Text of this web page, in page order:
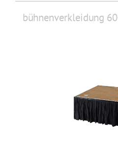
bühnenverkleidung 60